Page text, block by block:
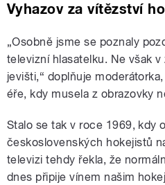
Vyhazov za vítězství
„Osobně jsme se poznaly
televizní hlasatelku. Ne však
jevišti,“ doplňuje
éře, kdy musela z obrazovky
Stalo se tak v roce 1969, kdy
československých hokejistů
televizi tehdy řekla, že
dnes připije vínem našim